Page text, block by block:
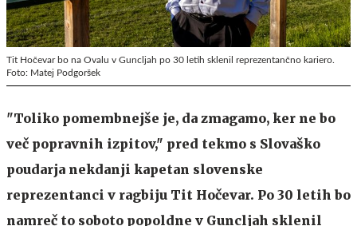
Tit Hočevar bo na Ovalu v Guncljah po 30 letih sklenil reprezentančno kariero.
Foto: Matej Podgoršek
"Toliko pomembnejše je, da zmagamo, ker ne bo
več popravnih izpitov," pred tekmo s Slovaško
poudarja nekdanji kapetan slovenske
reprezentanci v ragbiju Tit Hočevar. Po 30 letih bo
namreč to soboto popoldne v Guncljah sklenil